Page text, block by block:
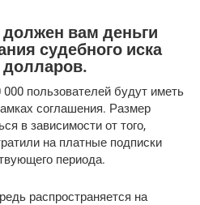
вам деньги
судебного иска
пользователей будут иметь
соглашения. Размер
в зависимости от того,
на платные подписки
периода.
распространяется на